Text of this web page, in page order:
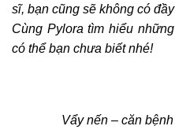
sĩ, bạn cũng sẽ không có
Cùng Pylora tìm hiểu
có thể bạn chưa biết nhé!
Vẩy nến – căn